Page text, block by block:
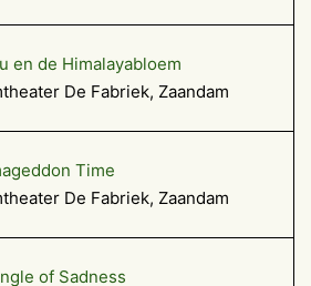
en de Himalayabloem
De Fabriek, Zaandam
Time
De Fabriek, Zaandam
of Sadness